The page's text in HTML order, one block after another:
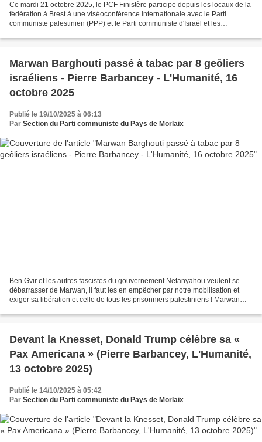
Ce mardi 21 octobre 2025, le PCF Finistère participe depuis les locaux de la
fédération à Brest à une viséoconférence internationale avec le Parti
communiste palestinien (PPP) et le Parti communiste d'Israël et les
Marwan Barghouti passé à tabac par 8 geôliers
israéliens - Pierre Barbancey - L'Humanité, 16
octobre 2025
Publié le 19/10/2025 à 06:13
Par Section du Parti communiste du Pays de Morlaix
Ben Gvir et les autres fascistes du gouvernement Netanyahou veulent se
débarrasser de Marwan, il faut les en empêcher par notre mobilisation et
exiger sa libération et celle de tous les prisonniers palestiniens ! Marwan
Devant la Knesset, Donald Trump célèbre sa «
Pax Americana » (Pierre Barbancey, L'Humanité,
13 octobre 2025)
Publié le 14/10/2025 à 05:42
Par Section du Parti communiste du Pays de Morlaix